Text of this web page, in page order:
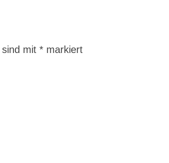
sind mit* markiert